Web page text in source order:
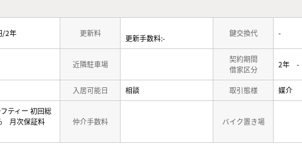
/2年 更新料
更新手数料:-
鍵交換代 -
近隣駐車場
契約期間
借家区分
2年 -
入居可能日 相談 取引態様 媒介
ティー 初回総
月次保証料
仲介手数料 バイク置き場